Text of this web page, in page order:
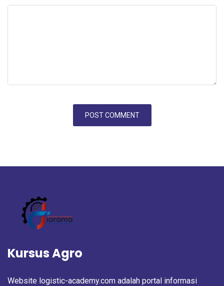
Kursus Agro
Website logistic-academy.com adalah portal informasi